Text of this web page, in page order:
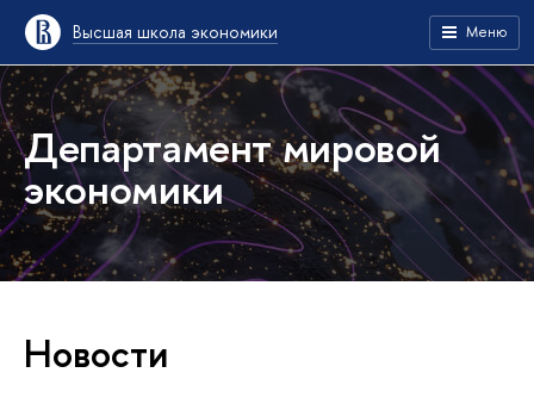
Высшая школа экономики Меню
Департамент мировой
экономики
Новости